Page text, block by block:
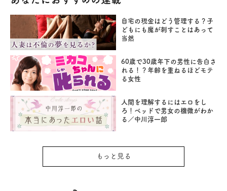
自宅の現金はどう管理する？子
どもにも魔が刺すことはあって
当然
60歳で30歳年下の男性に告白さ
れる！？年齢を重ねるほどモテ
る女性
人間を理解するにはエロをし
ろ！ベッドで男女の機微がわか
る／中川淳一郎
もっと見る